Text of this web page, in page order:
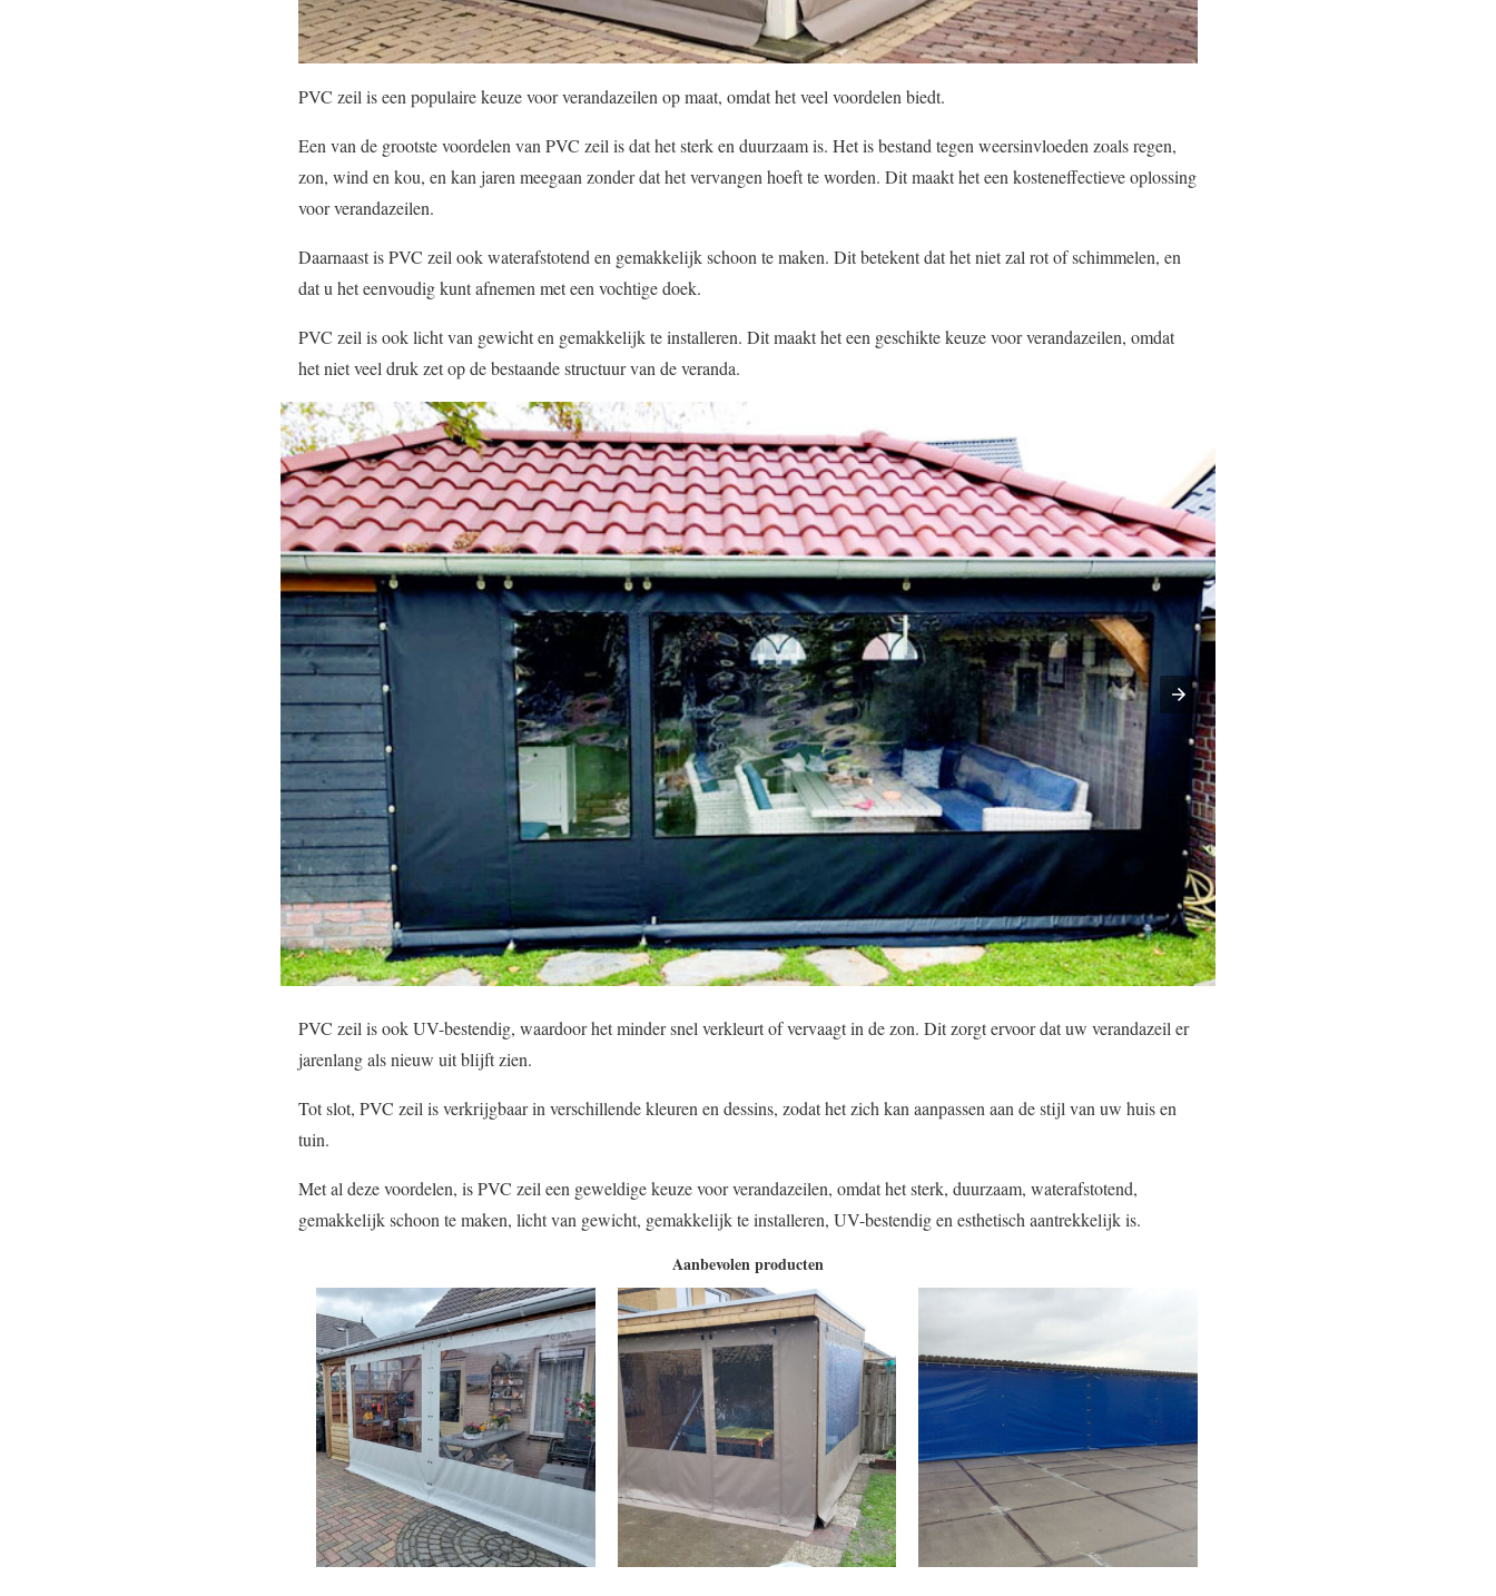
PVC zeil is een populaire keuze voor verandazeilen op maat, omdat het veel voordelen biedt.
Een van de grootste voordelen van PVC zeil is dat het sterk en duurzaam is. Het is bestand tegen weersinvloeden zoals regen,
zon, wind en kou, en kan jaren meegaan zonder dat het vervangen hoeft te worden. Dit maakt het een kosteneffectieve oplossing
voor verandazeilen.
Daarnaast is PVC zeil ook waterafstotend en gemakkelijk schoon te maken. Dit betekent dat het niet zal rot of schimmelen, en
dat u het eenvoudig kunt afnemen met een vochtige doek.
PVC zeil is ook licht van gewicht en gemakkelijk te installeren. Dit maakt het een geschikte keuze voor verandazeilen, omdat
het niet veel druk zet op de bestaande structuur van de veranda.
PVC zeil is ook UV-bestendig, waardoor het minder snel verkleurt of vervaagt in de zon. Dit zorgt ervoor dat uw verandazeil er
jarenlang als nieuw uit blijft zien.
Tot slot, PVC zeil is verkrijgbaar in verschillende kleuren en dessins, zodat het zich kan aanpassen aan de stijl van uw huis en
tuin.
Met al deze voordelen, is PVC zeil een geweldige keuze voor verandazeilen, omdat het sterk, duurzaam, waterafstotend,
gemakkelijk schoon te maken, licht van gewicht, gemakkelijk te installeren, UV-bestendig en esthetisch aantrekkelijk is.
Aanbevolen producten